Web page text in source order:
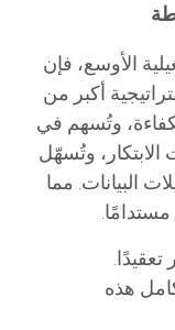
الأوسع، فإن
أكبر من
وتُسهم في
وتُسهّل
البيانات. مما
هذه